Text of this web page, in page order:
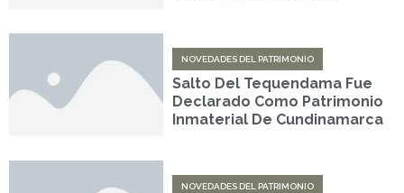
NOVEDADES DEL PATRIMONIO
Salto Del Tequendama Fue
Declarado Como Patrimonio
Inmaterial De Cundinamarca
NOVEDADES DEL PATRIMONIO